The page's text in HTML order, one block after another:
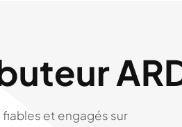
et engagés sur